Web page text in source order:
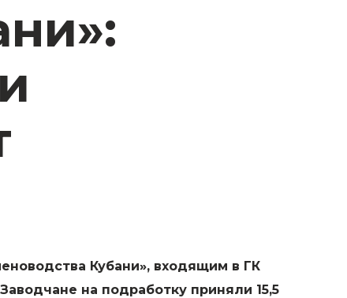
Кубани», входящим в ГК
на подработку приняли 15,5